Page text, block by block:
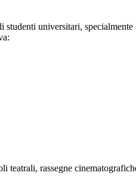
studenti universitari,
teatrali, rassegne